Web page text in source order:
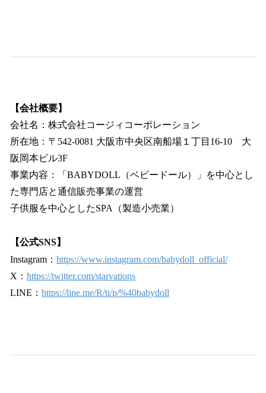
【会社概要】
会社名：株式会社コージィコーポレーション
所在地：〒542-0081 大阪市中央区南船場１丁目16-10 大
阪岡本ビル3F
事業内容：「BABYDOLL（ベビードール）」を中心とし
た専門店と通信販売事業の運営
子供服を中心としたSPA（製造小売業）
【公式SNS】
Instagram： https://www.instagram.com/babydoll_official/
X： https://twitter.com/starvations
LINE： https://line.me/R/ti/p/%40babydoll